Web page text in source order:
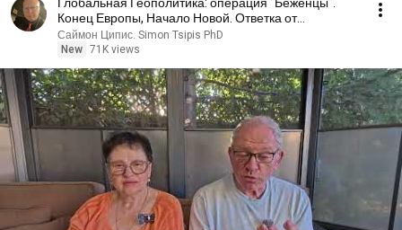
Конец Европы, Начало Новой. Ответка от
Нетаниягу?
Саймон Ципис. Simon Tsipis PhD
New 71K views